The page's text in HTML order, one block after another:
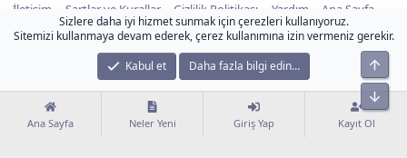
İletişim
Şartlar ve Kurallar Gizlilik Politikası Yardım Ana Sayfa
S
Community platform by XenForo
© 2010-2024 XenForo Ltd.
Bu forum XenGenTr © 2014 - 2026 ürünleri ile desteklenmektedir.
Bu forum XenGenTr © 2014 - 2026 ürünleri ile desteklenmektedir
XenPorta 2 PRO
© Jason Axelrod of
XenForo Tema
Sizlere daha iyi hizmet sunmak için çerezleri kullanıyoruz.
Sitemizi kullanmaya devam ederek, çerez kullanımına izin vermeniz gerekir.
Kabul et
Daha fazla bilgi edin…
Ana Sayfa Neler Yeni Giriş Yap Kayıt Ol
Alt